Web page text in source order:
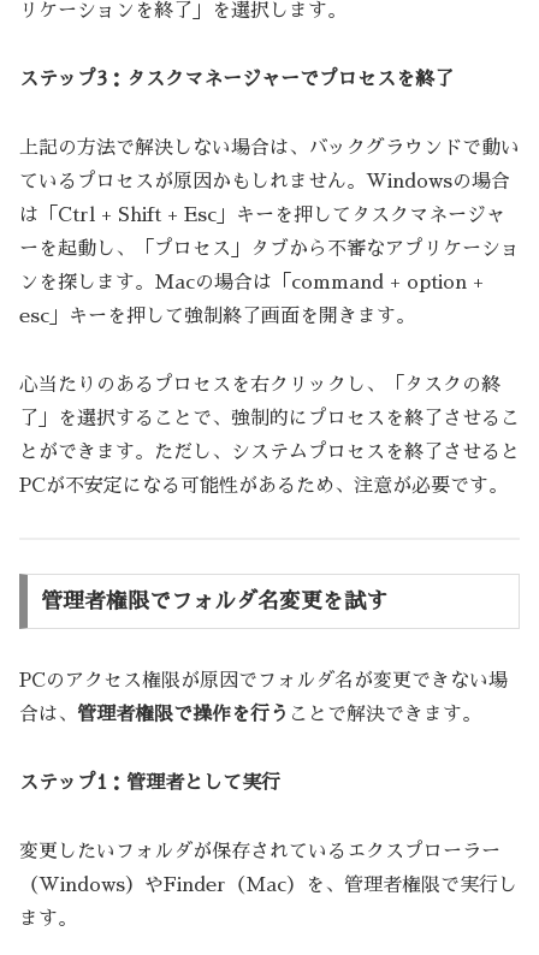
リケーションを終了」を選択します。
ステップ3：タスクマネージャーでプロセスを終了
上記の方法で解決しない場合は、バックグラウンドで動い
ているプロセスが原因かもしれません。Windowsの場合
は「Ctrl + Shift + Esc」キーを押してタスクマネージャ
ーを起動し、「プロセス」タブから不審なアプリケーショ
ンを探します。Macの場合は「command + option +
esc」キーを押して強制終了画面を開きます。
心当たりのあるプロセスを右クリックし、「タスクの終
了」を選択することで、強制的にプロセスを終了させるこ
とができます。ただし、システムプロセスを終了させると
PCが不安定になる可能性があるため、注意が必要です。
管理者権限でフォルダ名変更を試す
PCのアクセス権限が原因でフォルダ名が変更できない場
合は、 管理者権限で操作を行う ことで解決できます。
ステップ1：管理者として実行
変更したいフォルダが保存されているエクスプローラー
（Windows）やFinder（Mac）を、管理者権限で実行し
ます。